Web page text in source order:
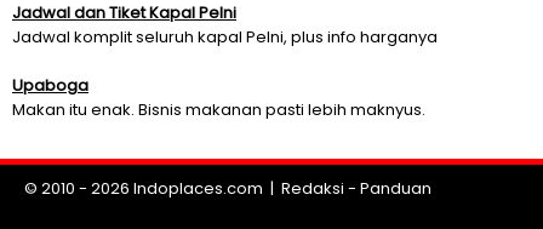
Jadwal dan Tiket Kapal Pelni
Jadwal komplit seluruh kapal Pelni, plus info harganya
Upaboga
Makan itu enak. Bisnis makanan pasti lebih maknyus.
© 2010 - 2026 Indoplaces.com | Redaksi - Panduan